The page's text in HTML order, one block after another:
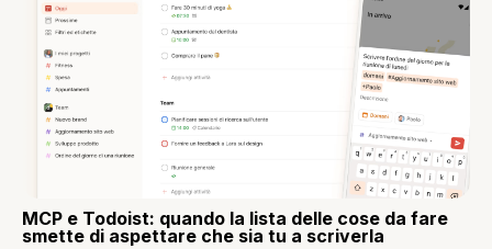
MCP e Todoist: quando la lista delle cose da fare
smette di aspettare che sia tu a scriverla